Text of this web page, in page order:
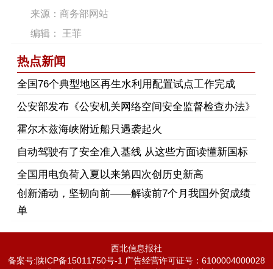
来源：商务部网站
编辑： 王菲
热点新闻
​全国76个典型地区再生水利用配置试点工作完成
公安部发布《公安机关网络空间安全监督检查办法》
霍尔木兹海峡附近船只遇袭起火
自动驾驶有了安全准入基线 从这些方面读懂新国标
全国用电负荷入夏以来第四次创历史新高
创新涌动，坚韧向前——解读前7个月我国外贸成绩
单
西北信息报社
备案号:陕ICP备15011750号-1 广告经营许可证号：6100004000028